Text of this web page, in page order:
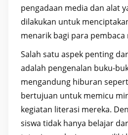
pengadaan media dan alat
dilakukan untuk
menarik bagi para pembaca
Salah satu aspek penting
adalah pengenalan buku-
mengandung hiburan
bertujuan untuk memicu
kegiatan literasi mereka.
siswa tidak hanya belajar